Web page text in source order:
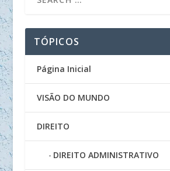
TÓPICOS
Página Inicial
VISÃO DO MUNDO
DIREITO
DIREITO ADMINISTRATIVO